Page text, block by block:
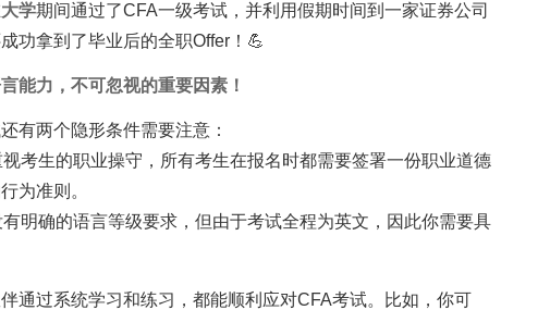
大学期间通过了CFA一级考试，并利用假期时间到一家证券公司
功拿到了毕业后的全职Offer！💪
能力，不可忽视的重要因素！
有两个隐形条件需要注意：
视考生的职业操守，所有考生在报名时都需要签署一份职业道德
为准则。
有明确的语言等级要求，但由于考试全程为英文，因此你需要具
通过系统学习和练习，都能顺利应对CFA考试。比如，你可